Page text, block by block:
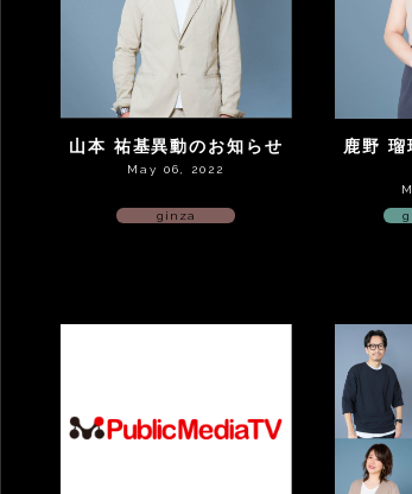
山本 祐基異動のお知らせ
May 06, 2022
ginza
鹿野 瑠